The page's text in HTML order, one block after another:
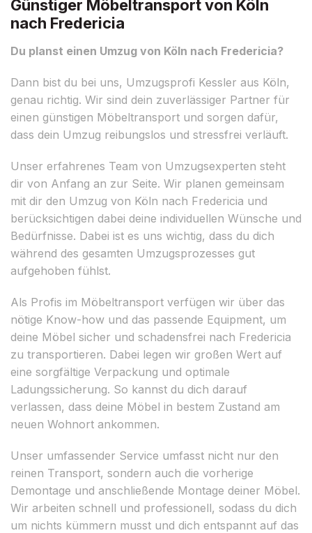
Günstiger Möbeltransport von Köln
nach Fredericia
Du planst einen Umzug von Köln nach Fredericia?
Dann bist du bei uns, Umzugsprofi Kessler aus Köln,
genau richtig. Wir sind dein zuverlässiger Partner für
einen günstigen Möbeltransport und sorgen dafür,
dass dein Umzug reibungslos und stressfrei verläuft.
Unser erfahrenes Team von Umzugsexperten steht
dir von Anfang an zur Seite. Wir planen gemeinsam
mit dir den Umzug von Köln nach Fredericia und
berücksichtigen dabei deine individuellen Wünsche und
Bedürfnisse. Dabei ist es uns wichtig, dass du dich
während des gesamten Umzugsprozesses gut
aufgehoben fühlst.
Als Profis im Möbeltransport verfügen wir über das
nötige Know-how und das passende Equipment, um
deine Möbel sicher und schadensfrei nach Fredericia
zu transportieren. Dabei legen wir großen Wert auf
eine sorgfältige Verpackung und optimale
Ladungssicherung. So kannst du dich darauf
verlassen, dass deine Möbel in bestem Zustand am
neuen Wohnort ankommen.
Unser umfassender Service umfasst nicht nur den
reinen Transport, sondern auch die vorherige
Demontage und anschließende Montage deiner Möbel.
Wir arbeiten schnell und professionell, sodass du dich
um nichts kümmern musst und dich entspannt auf das